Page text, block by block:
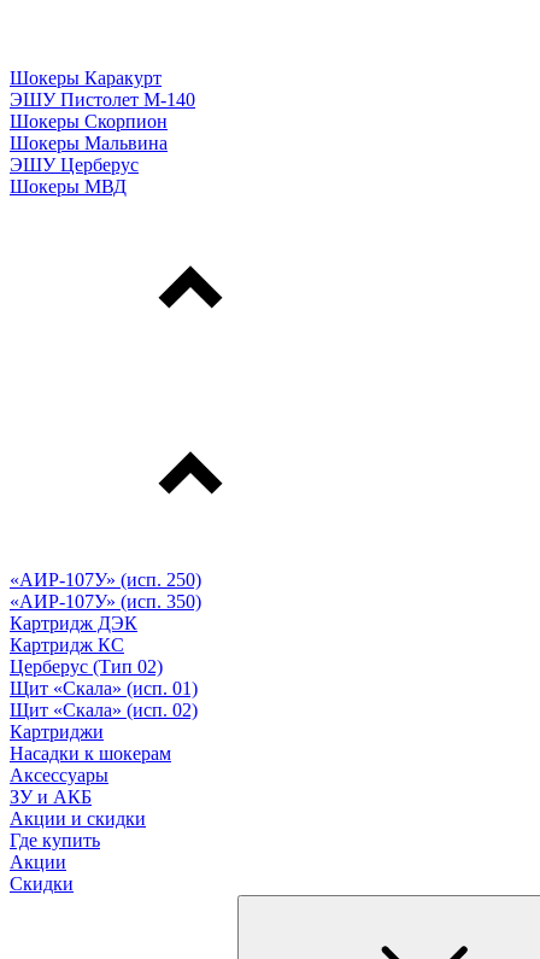
Шокеры Каракурт
ЭШУ Пистолет М-140
Шокеры Скорпион
Шокеры Мальвина
ЭШУ Церберус
Шокеры МВД
«АИР-107У» (исп. 250)
«АИР-107У» (исп. 350)
Картридж ДЭК
Картридж КС
Церберус (Тип 02)
Щит «Скала» (исп. 01)
Щит «Скала» (исп. 02)
Картриджи
Насадки к шокерам
Аксессуары
ЗУ и АКБ
Акции и скидки
Где купить
Акции
Скидки